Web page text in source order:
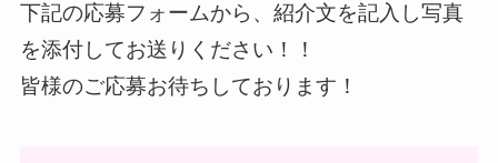
下記の応募フォームから、紹介文を記入し写真
を添付してお送りください！！
皆様のご応募お待ちしております！